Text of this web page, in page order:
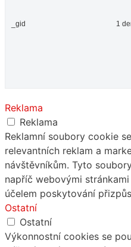
_gid 1
Reklama
Reklama
Reklamní soubory cookie
relevantních reklam a
návštěvníkům. Tyto
napříč webovými
účelem poskytování
Ostatní
Ostatní
Výkonnostní cookies se